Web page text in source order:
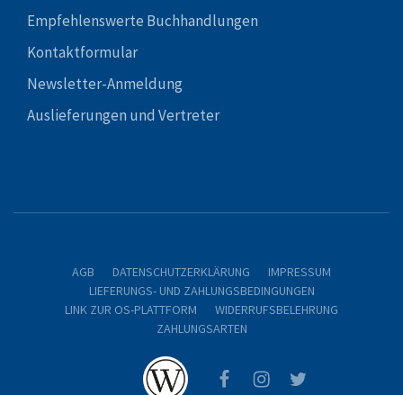
Empfehlenswerte Buchhandlungen
Kontaktformular
Newsletter-Anmeldung
Auslieferungen und Vertreter
AGB DATENSCHUTZERKLÄRUNG
IMPRESSUM
LIEFERUNGS- UND ZAHLUNGSBEDINGUNGEN
LINK ZUR OS-PLATTFORM
WIDERRUFSBELEHRUNG
ZAHLUNGSARTEN